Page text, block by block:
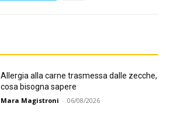
Allergia alla carne trasmessa dalle zecche,
cosa bisogna sapere
Mara Magistroni - 06/08/2026